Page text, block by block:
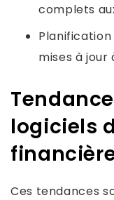
complets
mises à jour
logiciels
Ces tendances